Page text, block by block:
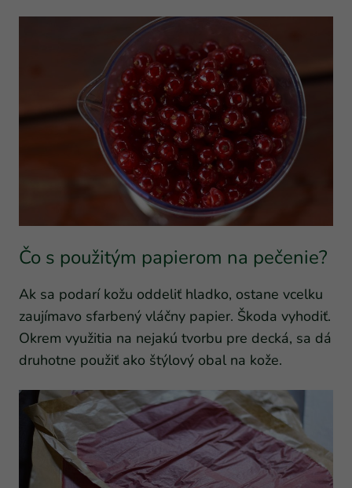
Čo s použitým papierom na pečenie?
Ak sa podarí kožu oddeliť hladko, ostane vcelku
zaujímavo sfarbený vláčny papier. Škoda vyhodiť.
Okrem využitia na nejakú tvorbu pre decká, sa dá
druhotne použiť ako štýlový obal na kože.